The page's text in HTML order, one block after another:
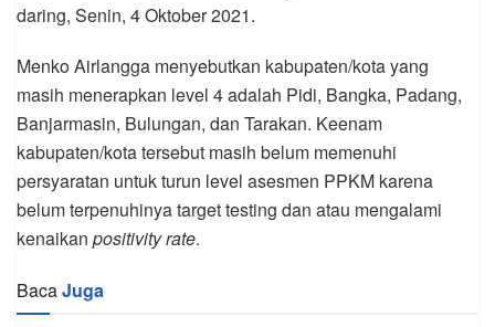
daring, Senin, 4 Oktober 2021.
Menko Airlangga menyebutkan kabupaten/kota yang
masih menerapkan level 4 adalah Pidi, Bangka, Padang,
Banjarmasin, Bulungan, dan Tarakan. Keenam
kabupaten/kota tersebut masih belum memenuhi
persyaratan untuk turun level asesmen PPKM karena
belum terpenuhinya target testing dan atau mengalami
kenaikan positivity rate.
BacaJuga